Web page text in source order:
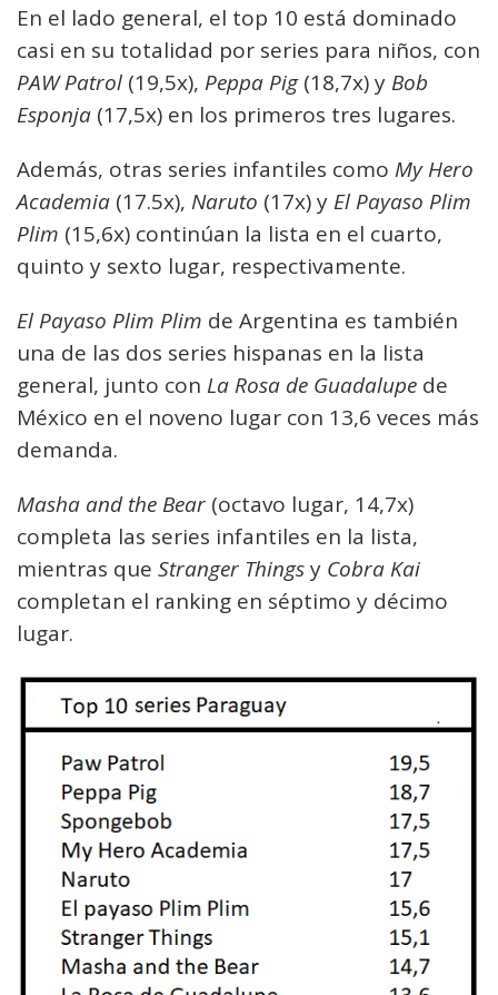
En el lado general, el top 10 está dominado
casi en su totalidad por series para niños, con
PAW Patrol (19,5x), Peppa Pig(18,7x) y Bob
Esponja (17,5x) en los primeros tres lugares.
Además, otras series infantiles como My Hero
Academia (17.5x), Naruto (17x) y El Payaso Plim
Plim (15,6x) continúan la lista en el cuarto,
quinto y sexto lugar, respectivamente.
El Payaso Plim Plim de Argentina es también
una de las dos series hispanas en la lista
general, junto con La Rosa de Guadalupe de
México en el noveno lugar con 13,6 veces más
demanda.
Masha and the Bear (octavo lugar, 14,7x)
completa las series infantiles en la lista,
mientras que Stranger Thingsy Cobra Kai
completan el ranking en séptimo y décimo
lugar.